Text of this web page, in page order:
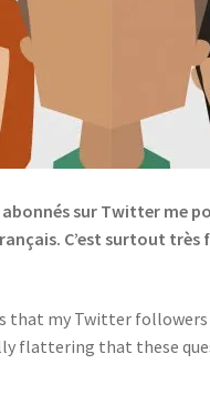
sur Twitter me
C’est surtout
that my Twitter
flattering that these